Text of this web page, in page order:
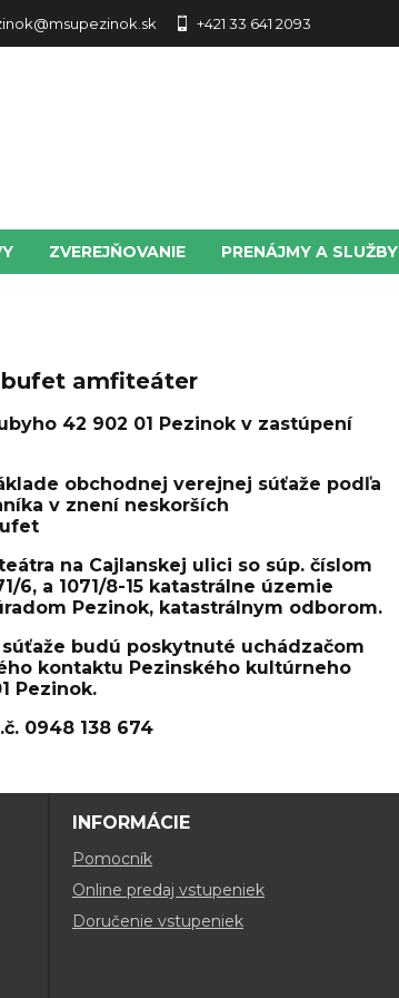
+421 33 641 2093
ZVEREJŇOVANIE PRENÁJMY A SLUŽBY
bufet amfiteáter
42 902 01 Pezinok v zastúpení
obchodnej verejnej súťaže podľa
v znení neskorších
na Cajlanskej ulici so súp. číslom
6, a 1071/8-15 katastrálne územie
Pezinok, katastrálnym odborom.
budú poskytnuté uchádzačom
kontaktu Pezinského kultúrneho
Pezinok.
0948 138 674
INFORMÁCIE
Pomocník
Online predaj vstupeniek
Doručenie vstupeniek